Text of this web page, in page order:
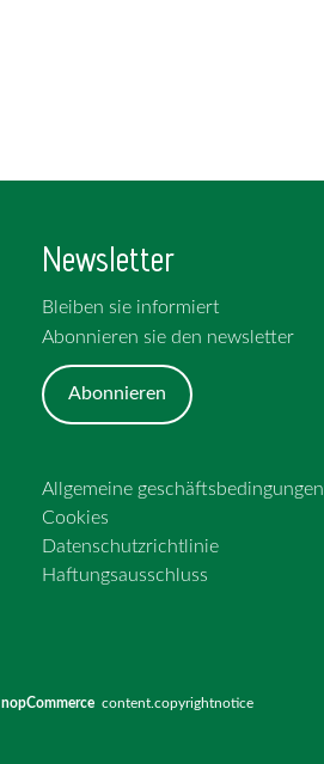
Newsletter
Bleiben sie informiert
Abonnieren sie den newsletter
Abonnieren
Allgemeine geschäftsbedingungen
Cookies
Datenschutzrichtlinie
Haftungsausschluss
content.copyrightnotice
nopCommerce